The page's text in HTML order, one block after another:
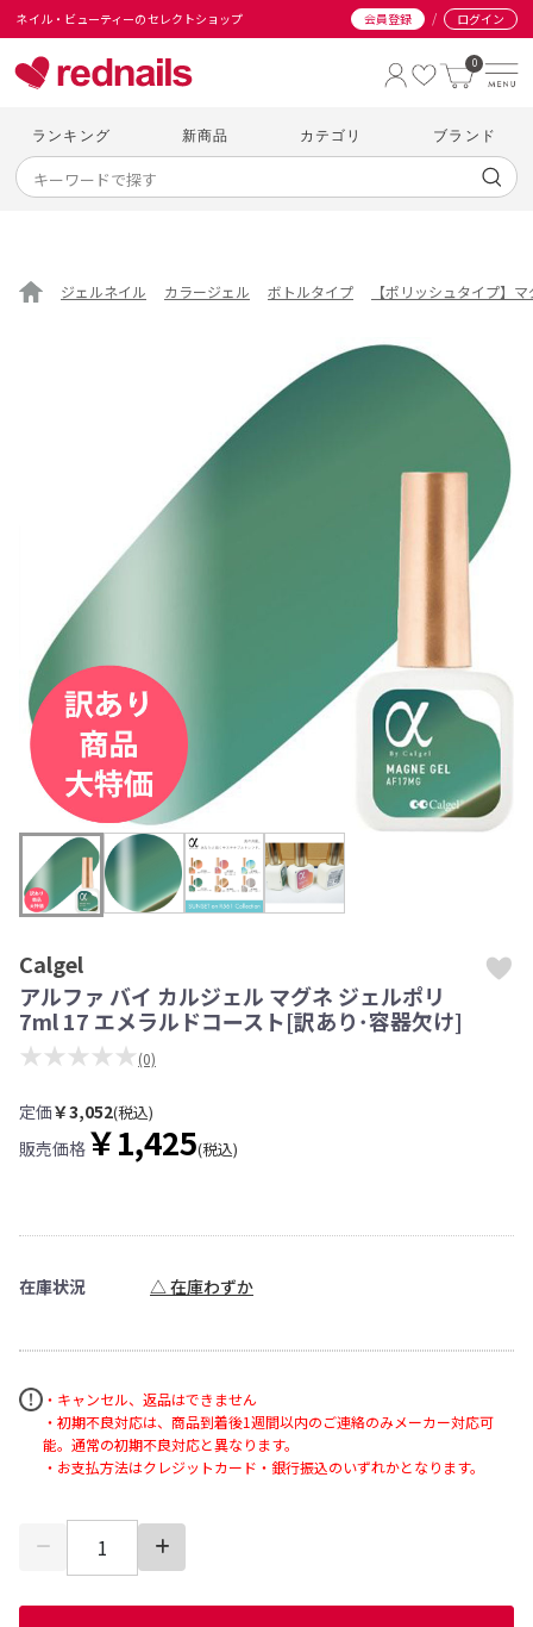
ネイル・ビューティーのセレクトショップ 会員登録 / ログイン
0
ランキング 新商品 カテゴリ ブランド
ジェルネイル カラージェル ボトルタイプ 【ポリッシュタイプ】
Calgel
アルファ バイ カルジェル マグネ ジェルポリ
7ml 17 エメラルドコースト[訳あり･容器欠け]
★★★★★ (0)
定価￥3,052(税込)
販売価格 ￥1,425(税込)
在庫状況 △ 在庫わずか
・キャンセル、返品はできません
・初期不良対応は、商品到着後1週間以内のご連絡のみメーカー対応可
能。通常の初期不良対応と異なります。
・お支払方法はクレジットカード・銀行振込のいずれかとなります。